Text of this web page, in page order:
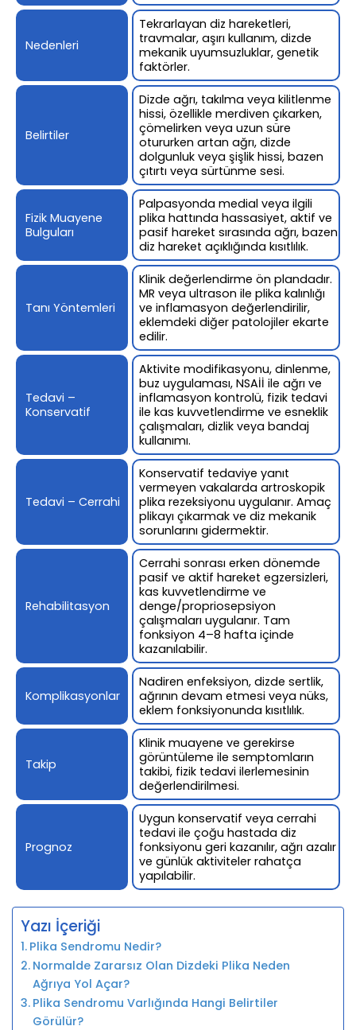
Nedenleri
Tekrarlayan diz hareketleri,
travmalar, aşırı kullanım, dizde
mekanik uyumsuzluklar, genetik
faktörler.
Belirtiler
Dizde ağrı, takılma veya kilitlenme
hissi, özellikle merdiven çıkarken,
çömelirken veya uzun süre
otururken artan ağrı, dizde
dolgunluk veya şişlik hissi, bazen
çıtırtı veya sürtünme sesi.
Fizik Muayene
Bulguları
Palpasyonda medial veya ilgili
plika hattında hassasiyet, aktif ve
pasif hareket sırasında ağrı, bazen
diz hareket açıklığında kısıtlılık.
Tanı Yöntemleri
Klinik değerlendirme ön plandadır.
MR veya ultrason ile plika kalınlığı
ve inflamasyon değerlendirilir,
eklemdeki diğer patolojiler ekarte
edilir.
Tedavi –
Konservatif
Aktivite modifikasyonu, dinlenme,
buz uygulaması, NSAİİ ile ağrı ve
inflamasyon kontrolü, fizik tedavi
ile kas kuvvetlendirme ve esneklik
çalışmaları, dizlik veya bandaj
kullanımı.
Tedavi – Cerrahi
Konservatif tedaviye yanıt
vermeyen vakalarda artroskopik
plika rezeksiyonu uygulanır. Amaç
plikayı çıkarmak ve diz mekanik
sorunlarını gidermektir.
Rehabilitasyon
Cerrahi sonrası erken dönemde
pasif ve aktif hareket egzersizleri,
kas kuvvetlendirme ve
denge/propriosepsiyon
çalışmaları uygulanır. Tam
fonksiyon 4–8 hafta içinde
kazanılabilir.
Komplikasyonlar
Nadiren enfeksiyon, dizde sertlik,
ağrının devam etmesi veya nüks,
eklem fonksiyonunda kısıtlılık.
Takip
Klinik muayene ve gerekirse
görüntüleme ile semptomların
takibi, fizik tedavi ilerlemesinin
değerlendirilmesi.
Prognoz
Uygun konservatif veya cerrahi
tedavi ile çoğu hastada diz
fonksiyonu geri kazanılır, ağrı azalır
ve günlük aktiviteler rahatça
yapılabilir.
Yazı İçeriği
Plika Sendromu Nedir?
Normalde Zararsız Olan Dizdeki Plika Neden
Ağrıya Yol Açar?
Plika Sendromu Varlığında Hangi Belirtiler
Görülür?